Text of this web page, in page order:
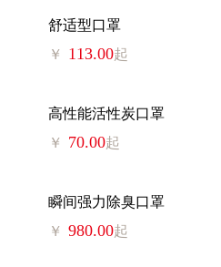
舒适型口罩
￥ 113.00起
高性能活性炭口罩
￥ 70.00起
瞬间强力除臭口罩
￥ 980.00起